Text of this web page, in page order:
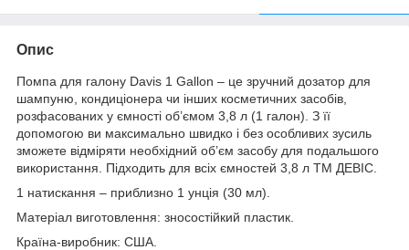
Опис
Помпа для галону Davis 1 Gallon – це зручний дозатор для
шампуню, кондиціонера чи інших косметичних засобів,
розфасованих у ємності об’ємом 3,8 л (1 галон). З її
допомогою ви максимально швидко і без особливих зусиль
зможете відміряти необхідний об’єм засобу для подальшого
використання. Підходить для всіх ємностей 3,8 л ТМ ДЕВІС.
1 натискання – приблизно 1 унція (30 мл).
Матеріал виготовлення: зносостійкий пластик.
Країна-виробник: США.